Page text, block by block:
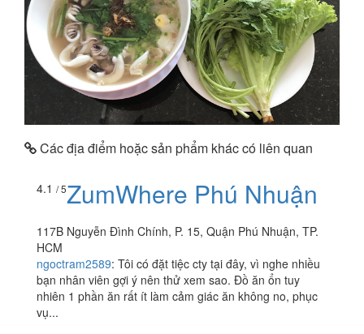
Các địa điểm hoặc sản phẩm khác có liên quan
4.1 / 5ZumWhere Phú Nhuận
117B Nguyễn Đình Chính, P. 15, Quận Phú Nhuận, TP.
HCM
ngoctram2589: Tôi có đặt tiệc cty tại đây, vì nghe nhiều
bạn nhân viên gợi ý nên thử xem sao. Đồ ăn ổn tuy
nhiên 1 phần ăn rất ít làm cảm giác ăn không no, phục
vụ...